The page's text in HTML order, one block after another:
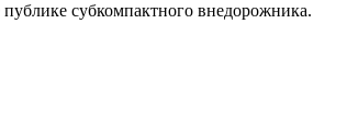
субкомпактного внедорожника.